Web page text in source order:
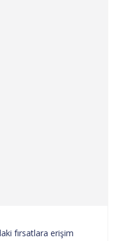
fırsatlara erişim